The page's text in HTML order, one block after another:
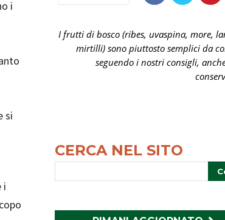
i
si
i
I frutti di bosco (ribes, uvaspina, more,
mirtilli) sono piuttosto semplici da
seguendo i nostri consigli,
CERCA NEL SITO